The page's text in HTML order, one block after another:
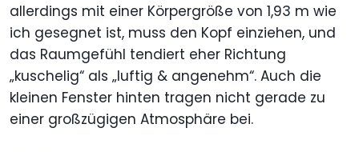
allerdings mit einer Körpergröße von 1,93 m wie
ich gesegnet ist, muss den Kopf einziehen, und
das Raumgefühl tendiert eher Richtung
„kuschelig“ als „luftig & angenehm“. Auch die
kleinen Fenster hinten tragen nicht gerade zu
einer großzügigen Atmosphäre bei.